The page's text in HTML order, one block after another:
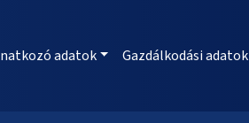
adatok Gazdálkodási adatok